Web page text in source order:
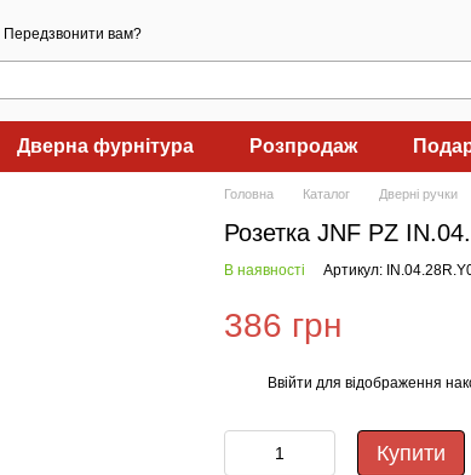
Передзвонити вам?
Дверна фурнітура Розпродаж
Головна Каталог Дверні ручки
Розетка JNF PZ
В наявності Артикул:
386 грн
Ввійти для відображення
Купити